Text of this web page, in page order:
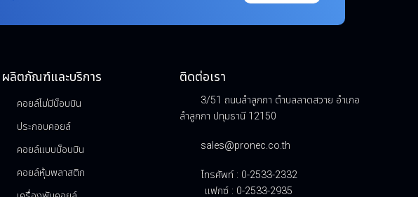
ผลิตภัณฑ์และบริการ
คอยล์ไม่มีบ็อบบิน
ประกอบคอยล์
คอยล์แบบบ็อบบิน
คอยล์หุ้มพลาสติก
ติดต่อเรา
3/51 ถนนลำลูกกา ตำบลลาดสวาย อำเภอ
ลำลูกกา ปทุมธานี 12150
sales@pronec.co.th
โทรศัพท์ : 0-2533-2332
แฟกซ์ : 0-2533-2935